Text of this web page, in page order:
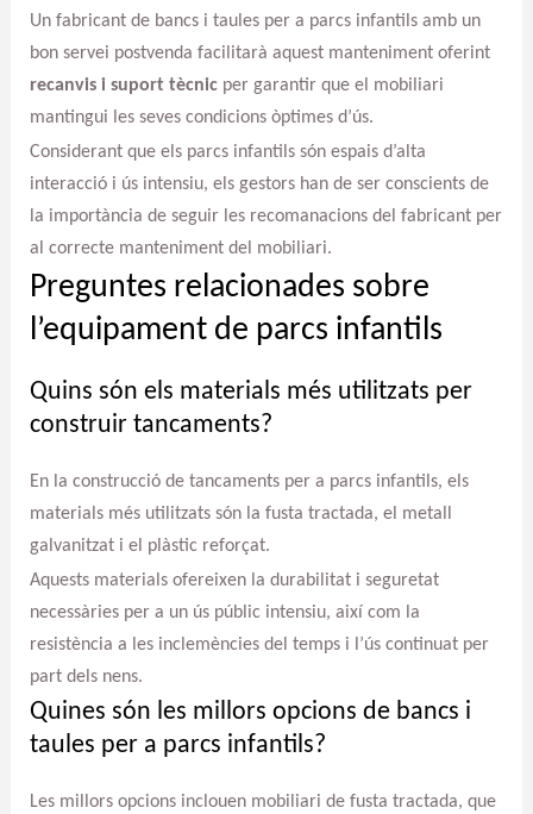
Un fabricant de bancs i taules per a parcs infantils amb un
bon servei postvenda facilitarà aquest manteniment oferint
recanvis i suport tècnicper garantir que el mobiliari
mantingui les seves condicions òptimes d’ús.
Considerant que els parcs infantils són espais d’alta
interacció i ús intensiu, els gestors han de ser conscients de
la importància de seguir les recomanacions del fabricant per
al correcte manteniment del mobiliari.
Preguntes relacionades sobre
l’equipament de parcs infantils
Quins són els materials més utilitzats per
construir tancaments?
En la construcció de tancaments per a parcs infantils, els
materials més utilitzats són la fusta tractada, el metall
galvanitzat i el plàstic reforçat.
Aquests materials ofereixen la durabilitat i seguretat
necessàries per a un ús públic intensiu, així com la
resistència a les inclemències del temps i l’ús continuat per
part dels nens.
Quines són les millors opcions de bancs i
taules per a parcs infantils?
Les millors opcions inclouen mobiliari de fusta tractada, que